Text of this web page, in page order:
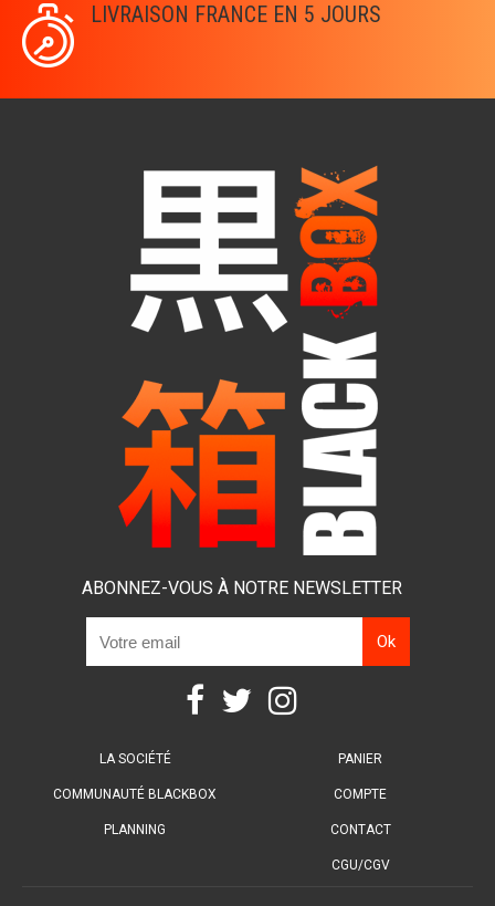
LIVRAISON FRANCE EN 5 JOURS
ABONNEZ-VOUS À NOTRE NEWSLETTER
LA SOCIÉTÉ
COMMUNAUTÉ BLACKBOX
PLANNING
PANIER
COMPTE
CONTACT
CGU/CGV